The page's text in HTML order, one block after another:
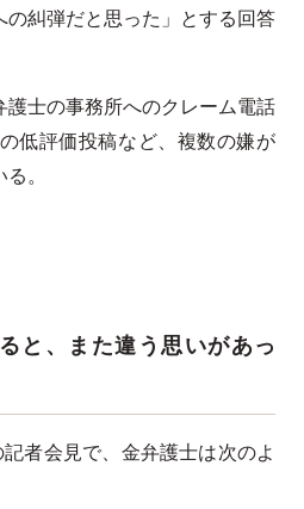
の糾弾だと思った」とする回答
護士の事務所へのクレーム電話
低評価投稿など、複数の嫌が
。
と、また違う思いがあっ
者会見で、金弁護士は次のよ